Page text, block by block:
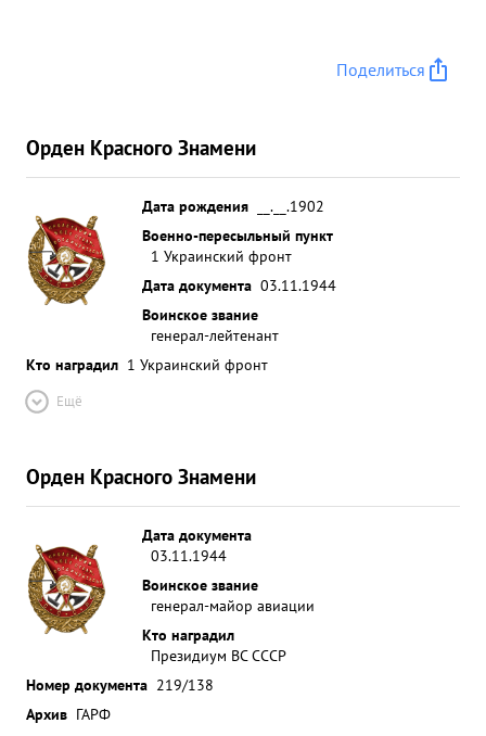
Поделиться
Орден Красного Знамени
Дата рождения
__.__.1902
Военно-пересыльный пункт
1 Украинский фронт
Дата документа 03.11.1944
Воинское звание
генерал-лейтенант
Кто наградил 1 Украинский фронт
Ещё
Орден Красного Знамени
Дата документа
03.11.1944
Воинское звание
генерал-майор авиации
Кто наградил
Президиум ВС СССР
Номер документа 219/138
Архив ГАРФ